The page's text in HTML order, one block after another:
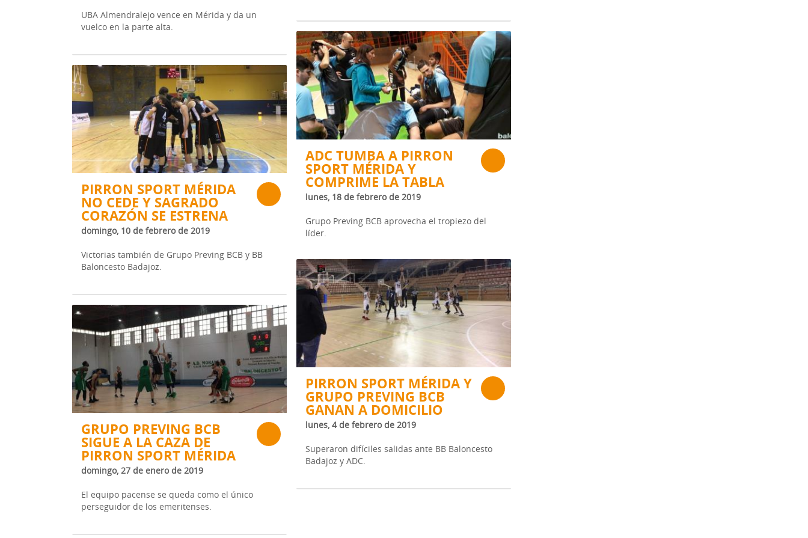
UBA Almendralejo vence en Mérida y da un
vuelco en la parte alta.
ADC TUMBA A PIRRON
SPORT MÉRIDA Y
COMPRIME LA TABLA
lunes, 18 de febrero de 2019
Grupo Preving BCB aprovecha el tropiezo del
líder.
PIRRON SPORT MÉRIDA
NO CEDE Y SAGRADO
CORAZÓN SE ESTRENA
domingo, 10 de febrero de 2019
Victorias también de Grupo Preving BCB y BB
Baloncesto Badajoz.
PIRRON SPORT MÉRIDA Y
GRUPO PREVING BCB
GANAN A DOMICILIO
lunes, 4 de febrero de 2019
Superaron difíciles salidas ante BB Baloncesto
Badajoz y ADC.
GRUPO PREVING BCB
SIGUE A LA CAZA DE
PIRRON SPORT MÉRIDA
domingo, 27 de enero de 2019
El equipo pacense se queda como el único
perseguidor de los emeritenses.